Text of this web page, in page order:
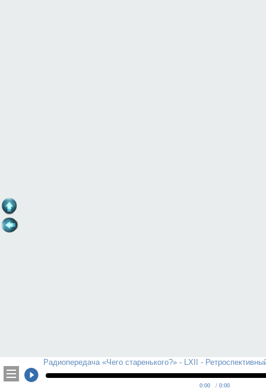
Радиопередача «Чего старенького?» - LXII -
0:00 / 0:00